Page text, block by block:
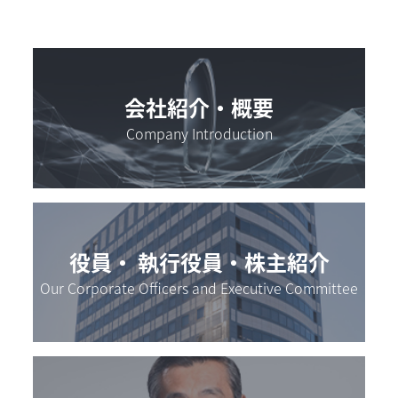
UV加工が、素材にされていないレンズの場合に
は、この染色工程でUV加工が行われます。
い視界を確保します。 汚れが付きにくく、
不快な反射を抑え、アウトドアやパソコン作業
などの場面に対応するコーティングもあり、
様々なメリットや機能性を備えています。
コーティングは蒸着装置で施され、レンズの両
面に極めて薄い複数の膜を真空蒸着させるナノ
技術を応用したプロセスによって行われます。
レンズの薄さを維持しながら各種の機能を持っ
たコーティング膜の層を重ねることができま
お客様の大切なレンズをお届けするために、
荷前の最終工程でくまなくレンズを検
査 。まず、傷や欠陥がないか目視検査により確
認を行います。
次にレンズが必要な仕様を満たしていることを
確認するための機械を使用した検査が実施され
ます。検査に合格したレンズは、出荷され、眼
鏡店に届けられます。
眼鏡店では、届いたレンズをカットし、
お客様がお選びになったフレームに枠入
れをしてメガネとして完成させます。
お選びになったフレームがお顔にフィットする
よう最終のフィッティング調整を行い、見
え心地を確認してお渡しいたします。
会社紹介・概要
Company Introduction
役員・ 執行役員・株主紹介
Our Corporate Officers and Executive Committee